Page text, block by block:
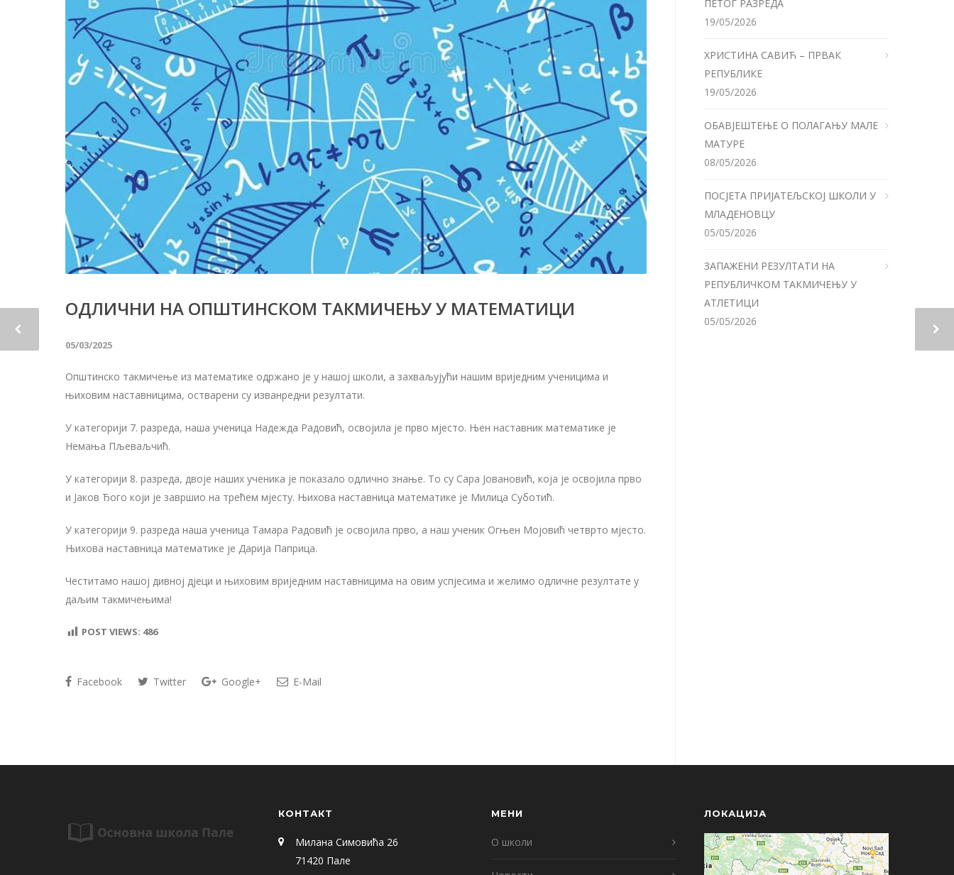
ОДЛИЧНИ НА ОПШТИНСКОМ ТАКМИЧЕЊУ У МАТЕМАТИЦИ
05/03/2025
Општинско такмичење из математике одржано је у нашој школи, а захваљујући нашим вриједним ученицима и
њиховим наставницима, остварени су изванредни резултати.
У категорији 7. разреда, наша ученица Надежда Радовић, освојила је прво мјесто. Њен наставник математике је
Немања Пљеваљчић.
У категорији 8. разреда, двоје наших ученика је показало одлично знање. То су Сара Јовановић, која је освојила прво
и Јаков Ђого који је завршио на трећем мјесту. Њихова наставница математике је Милица Суботић.
У категорији 9. разреда наша ученица Тамара Радовић је освојила прво, а наш ученик Огњен Мојовић четврто мјесто.
Њихова наставница математике је Дарија Паприца.
Честитамо нашој дивној дјеци и њиховим вриједним наставницима на овим успјесима и желимо одличне резултате у
даљим такмичењима!
POST VIEWS: 486
Facebook Twitter Google+ E-Mail
ПЕТОГ РАЗРЕДА
19/05/2026
ХРИСТИНА САВИЋ – ПРВАК
РЕПУБЛИКЕ
19/05/2026
ОБАВЈЕШТЕЊЕ О ПОЛАГАЊУ МАЛЕ
МАТУРЕ
08/05/2026
ПОСЈЕТА ПРИЈАТЕЉСКОЈ ШКОЛИ У
МЛАДЕНОВЦУ
05/05/2026
ЗАПАЖЕНИ РЕЗУЛТАТИ НА
РЕПУБЛИЧКОМ ТАКМИЧЕЊУ У
АТЛЕТИЦИ
05/05/2026
КОНТАКТ
Милана Симовића 26
71420 Пале
МЕНИ
О школи
ЛОКАЦИЈА